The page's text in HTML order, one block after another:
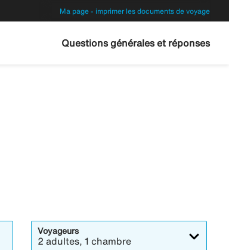
Ma page - imprimer les documents de voyage
Questions générales et réponses
Voyageurs
2 adultes, 1 chambre